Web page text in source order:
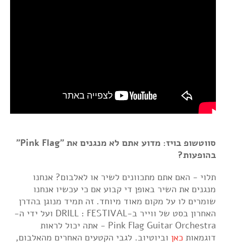
סווטשופ בויז: מדוע אתם לא מנגנים את "Pink Flag"
בהופעות?
תלוי - האם אתם מתכוונים לשיר או לאלבום? אנחנו
מנגנים את השיר באופן די קבוע אם כי עכשיו אנחנו
שומרים לו על מקום מאוד מיוחד. זה תמיד מנוגן בהדרן
האחרון בסט של ווייר ב-DRILL : FESTIVAL ועל ידי ה-
Pink Flag Guitar Orchestra - אתה יכול לראות
דוגמאות כאן וביוטיוב. לגבי הקטעים האחרים מהאלבום,